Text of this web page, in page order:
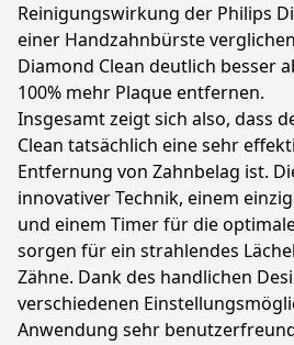
Reinigungswirkung der Philips
einer Handzahnbürste
Diamond Clean deutlich besser
100% mehr Plaque entfernen.
Insgesamt zeigt sich also, dass
Clean tatsächlich eine sehr
Entfernung von Zahnbelag ist.
innovativer Technik, einem
und einem Timer für die
sorgen für ein strahlendes
Zähne. Dank des handlichen
verschiedenen
Anwendung sehr